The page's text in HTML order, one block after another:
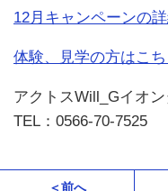
12月キャンペーンの
体験、見学の方はこち
アクトスWill_Gイオ
TEL：0566-70-7525
＜前へ